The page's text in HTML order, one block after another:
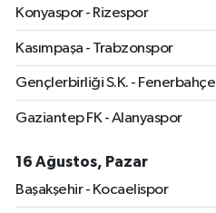
Konyaspor - Rizespor
Kasımpaşa - Trabzonspor
Gençlerbirliği S.K. - Fenerbahçe
Gaziantep FK - Alanyaspor
16 Ağustos, Pazar
Başakşehir - Kocaelispor